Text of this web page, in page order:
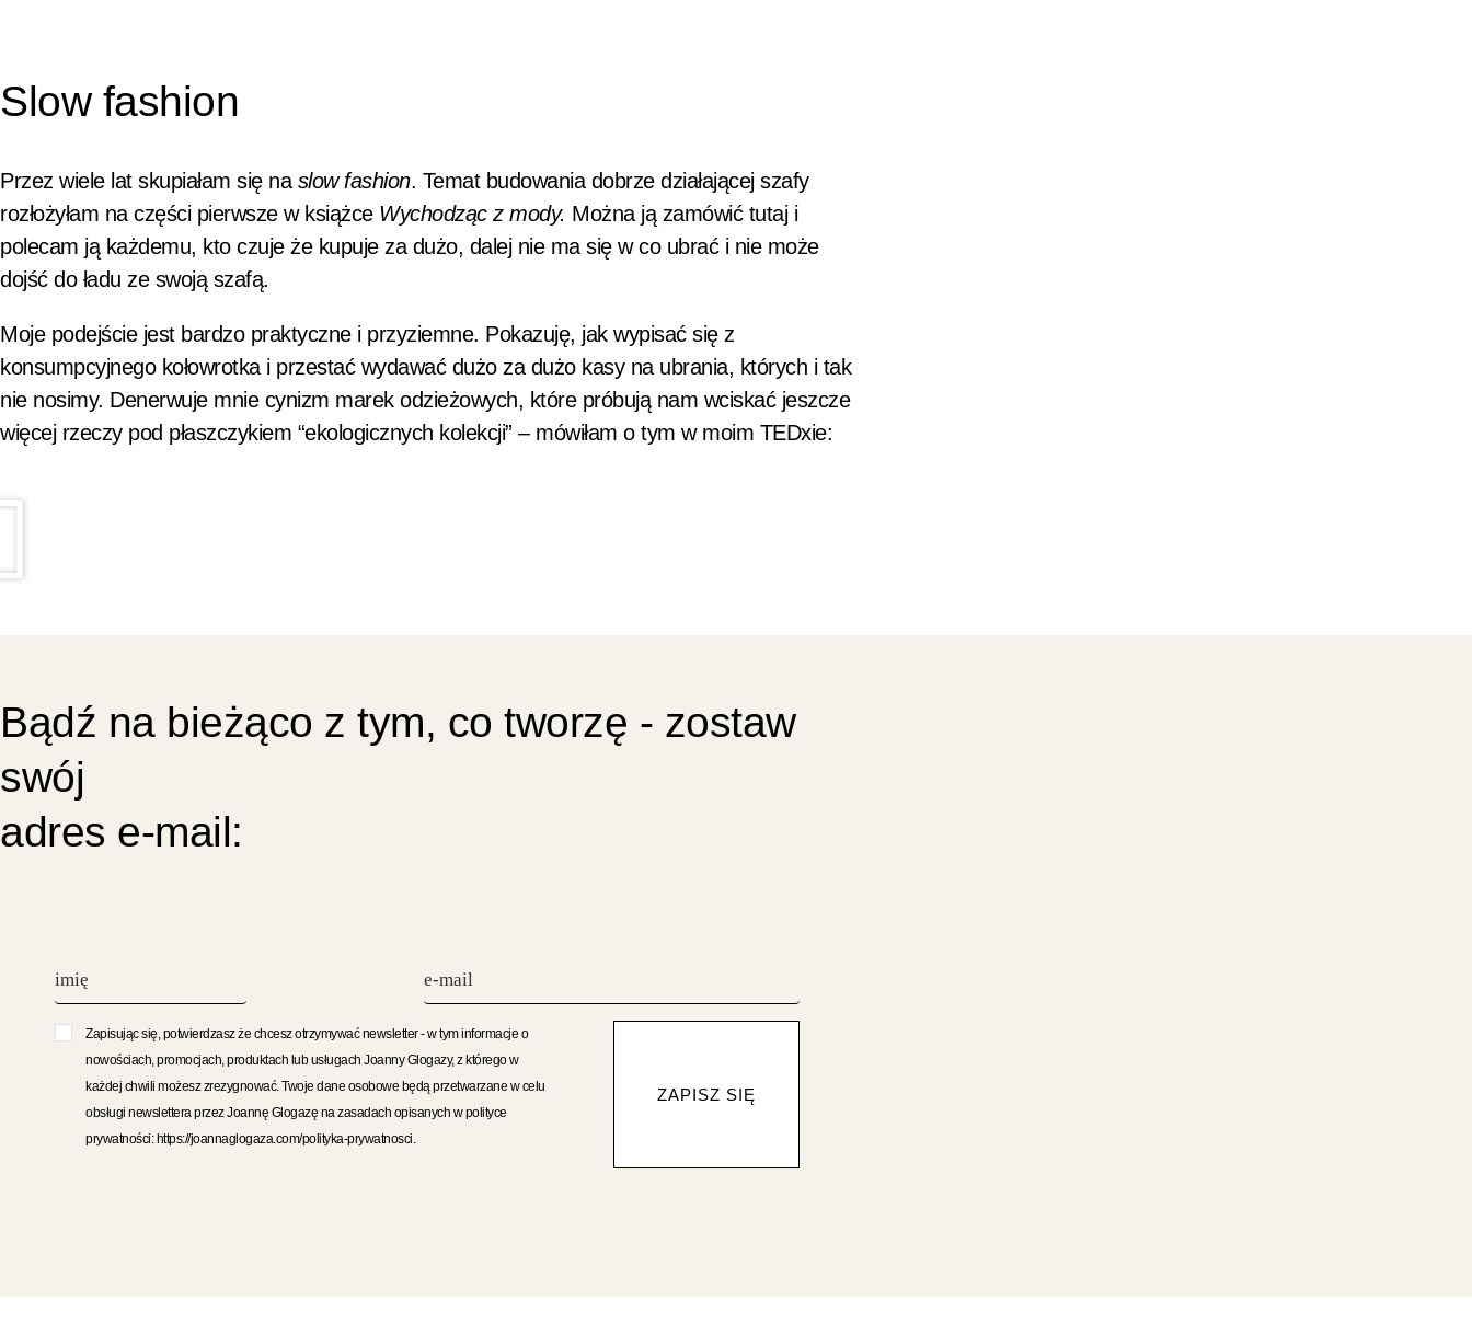
Slow fashion
Przez wiele lat skupiałam się na slow fashion. Temat budowania dobrze działającej szafy
rozłożyłam na części pierwsze w książce Wychodząc z mody. Można ją zamówić tutaji
polecam ją każdemu, kto czuje że kupuje za dużo, dalej nie ma się w co ubrać i nie może
dojść do ładu ze swoją szafą.
Moje podejście jest bardzo praktyczne i przyziemne. Pokazuję, jak wypisać się z
konsumpcyjnego kołowrotka i przestać wydawać dużo za dużo kasy na ubrania, których i tak
nie nosimy. Denerwuje mnie cynizm marek odzieżowych, które próbują nam wciskać jeszcze
więcej rzeczy pod płaszczykiem “ekologicznych kolekcji” – mówiłam o tym w moim TEDxie:
Bądź na bieżąco z tym, co tworzę - zostaw
swój
adres e-mail:
Zapisując się, potwierdzasz że chcesz otrzymywać newsletter - w tym informacje o
nowościach, promocjach, produktach lub usługach Joanny Glogazy, z którego w
każdej chwili możesz zrezygnować. Twoje dane osobowe będą przetwarzane w celu
obsługi newslettera przez Joannę Glogazę na zasadach opisanych w polityce
prywatności: https://joannaglogaza.com/polityka-prywatnosci.
ZAPISZ SIĘ